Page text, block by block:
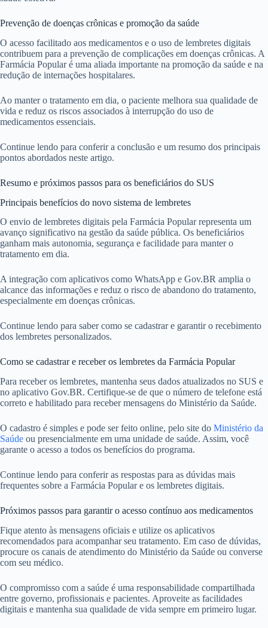
Prevenção de doenças crônicas e promoção da saúde
O acesso facilitado aos medicamentos e o uso de lembretes digitais
contribuem para a prevenção de complicações em doenças crônicas. A
Farmácia Popular é uma aliada importante na promoção da saúde e na
redução de internações hospitalares.
Ao manter o tratamento em dia, o paciente melhora sua qualidade de
vida e reduz os riscos associados à interrupção do uso de
medicamentos essenciais.
Continue lendo para conferir a conclusão e um resumo dos principais
pontos abordados neste artigo.
Resumo e próximos passos para os beneficiários do SUS
Principais benefícios do novo sistema de lembretes
O envio de lembretes digitais pela Farmácia Popular representa um
avanço significativo na gestão da saúde pública. Os beneficiários
ganham mais autonomia, segurança e facilidade para manter o
tratamento em dia.
A integração com aplicativos como WhatsApp e Gov.BR amplia o
alcance das informações e reduz o risco de abandono do tratamento,
especialmente em doenças crônicas.
Continue lendo para saber como se cadastrar e garantir o recebimento
dos lembretes personalizados.
Como se cadastrar e receber os lembretes da Farmácia Popular
Para receber os lembretes, mantenha seus dados atualizados no SUS e
no aplicativo Gov.BR. Certifique-se de que o número de telefone está
correto e habilitado para receber mensagens do Ministério da Saúde.
O cadastro é simples e pode ser feito online, pelo site do Ministério da
Saúde ou presencialmente em uma unidade de saúde. Assim, você
garante o acesso a todos os benefícios do programa.
Continue lendo para conferir as respostas para as dúvidas mais
frequentes sobre a Farmácia Popular e os lembretes digitais.
Próximos passos para garantir o acesso contínuo aos medicamentos
Fique atento às mensagens oficiais e utilize os aplicativos
recomendados para acompanhar seu tratamento. Em caso de dúvidas,
procure os canais de atendimento do Ministério da Saúde ou converse
com seu médico.
O compromisso com a saúde é uma responsabilidade compartilhada
entre governo, profissionais e pacientes. Aproveite as facilidades
digitais e mantenha sua qualidade de vida sempre em primeiro lugar.